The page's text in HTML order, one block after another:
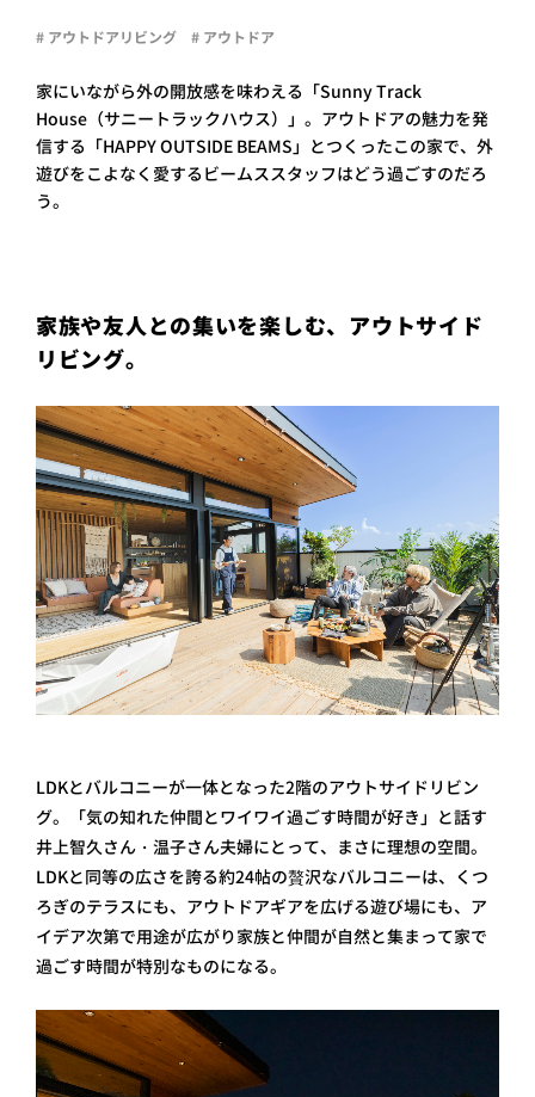
会社概
要
企業の
方へ
採用情
# アウトドアリビング # アウトドア
家にいながら外の開放感を味わえる「Sunny Track
House（サニートラックハウス）」。アウトドアの魅力を発
信する「HAPPY OUTSIDE BEAMS」とつくったこの家で、外
遊びをこよなく愛するビームススタッフはどう過ごすのだろ
う。
家族や友人との集いを楽しむ、アウトサイド
リビング。
LDKとバルコニーが一体となった2階のアウトサイドリビン
グ。「気の知れた仲間とワイワイ過ごす時間が好き」と話す
井上智久さん・温子さん夫婦にとって、まさに理想の空間。
LDKと同等の広さを誇る約24帖の贅沢なバルコニーは、くつ
ろぎのテラスにも、アウトドアギアを広げる遊び場にも、ア
イデア次第で用途が広がり家族と仲間が自然と集まって家で
過ごす時間が特別なものになる。